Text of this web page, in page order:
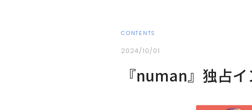
CONTENTS
2024/10/01
『numan』独占